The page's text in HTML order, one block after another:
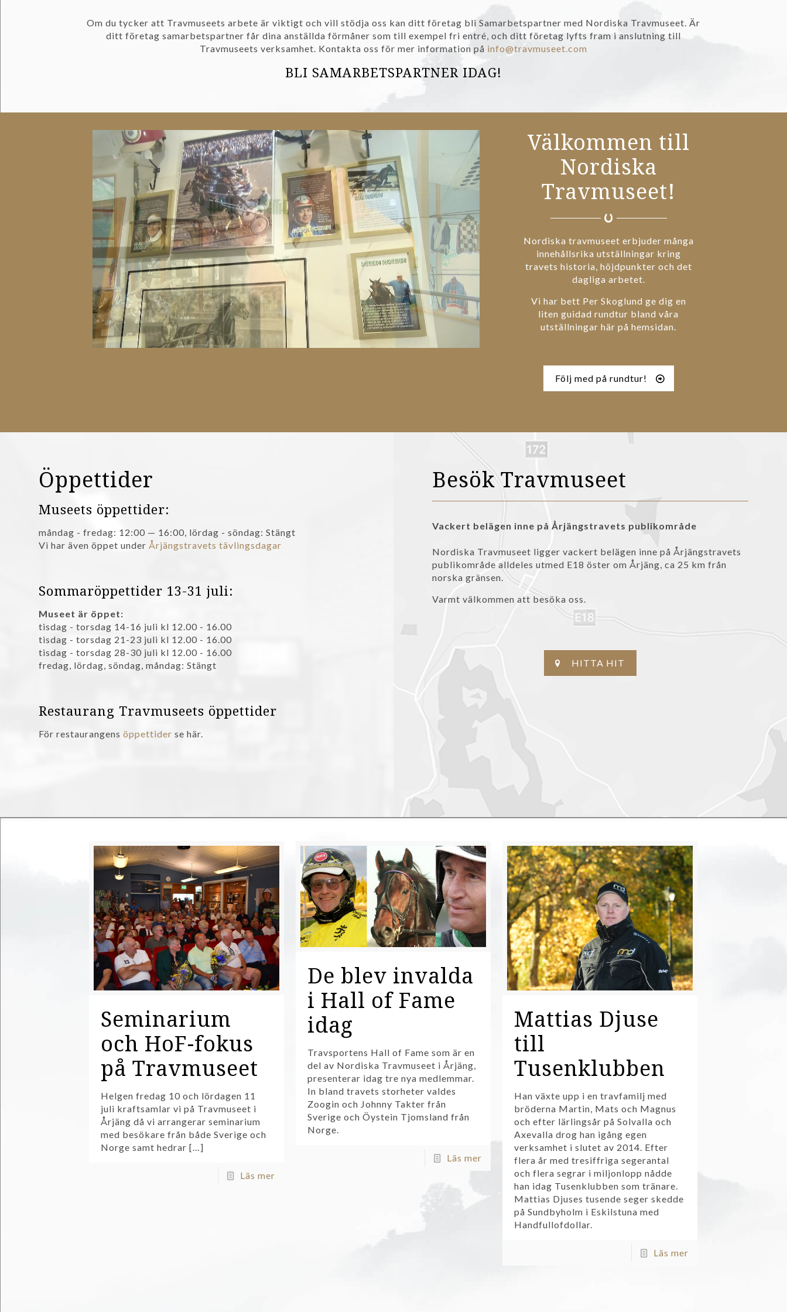
Om du tycker att Travmuseets arbete är viktigt och vill stödja oss kan ditt företag bli Samarbetspartner med Nordiska Travmuseet. Är
ditt företag samarbetspartner får dina anställda förmåner som till exempel fri entré, och ditt företag lyfts fram i anslutning till
Travmuseets verksamhet. Kontakta oss för mer information på info@travmuseet.com
BLI SAMARBETSPARTNER IDAG!
Välkommen till
Nordiska
Travmuseet!
Nordiska travmuseet erbjuder många
innehållsrika utställningar kring
travets historia, höjdpunkter och det
dagliga arbetet.
Vi har bett Per Skoglund ge dig en
liten guidad rundtur bland våra
utställningar här på hemsidan.
Följ med på rundtur!
Öppettider
Museets öppettider:
måndag - fredag: 12:00 — 16:00, lördag - söndag: Stängt
Vi har även öppet under Årjängstravets tävlingsdagar
Sommaröppettider 13-31 juli:
Museet är öppet:
tisdag - torsdag 14-16 juli kl 12.00 - 16.00
tisdag - torsdag 21-23 juli kl 12.00 - 16.00
tisdag - torsdag 28-30 juli kl 12.00 - 16.00
fredag, lördag, söndag, måndag: Stängt
Restaurang Travmuseets öppettider
För restaurangens öppettider se här.
Besök Travmuseet
Vackert belägen inne på Årjängstravets publikområde
Nordiska Travmuseet ligger vackert belägen inne på Årjängstravets
publikområde alldeles utmed E18 öster om Årjäng, ca 25 km från
norska gränsen.
Varmt välkommen att besöka oss.
HITTA HIT
Seminarium
och HoF-fokus
på Travmuseet
Helgen fredag 10 och lördagen 11
juli kraftsamlar vi på Travmuseet i
Årjäng då vi arrangerar seminarium
med besökare från både Sverige och
Norge samt hedrar […]
Läs mer
De blev invalda
i Hall of Fame
idag
Travsportens Hall of Fame som är en
del av Nordiska Travmuseet i Årjäng,
presenterar idag tre nya medlemmar.
In bland travets storheter valdes
Zoogin och Johnny Takter från
Sverige och Öystein Tjomsland från
Norge.
Läs mer
Mattias Djuse
till
Tusenklubben
Han växte upp i en travfamilj med
bröderna Martin, Mats och Magnus
och efter lärlingsår på Solvalla och
Axevalla drog han igång egen
verksamhet i slutet av 2014. Efter
flera år med tresiffriga segerantal
och flera segrar i miljonlopp nådde
han idag Tusenklubben som tränare.
Mattias Djuses tusende seger skedde
på Sundbyholm i Eskilstuna med
Handfullofdollar.
Läs mer